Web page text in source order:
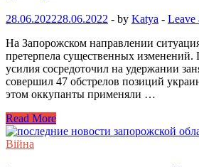
28.06.202228.06.2022 - by Katya - Leave
На Запорожском направлении
претерпела существенных
усилия сосредоточил на удержании
совершил 47 обстрелов позиций
этом оккупанты применяли …
Read More
Війна